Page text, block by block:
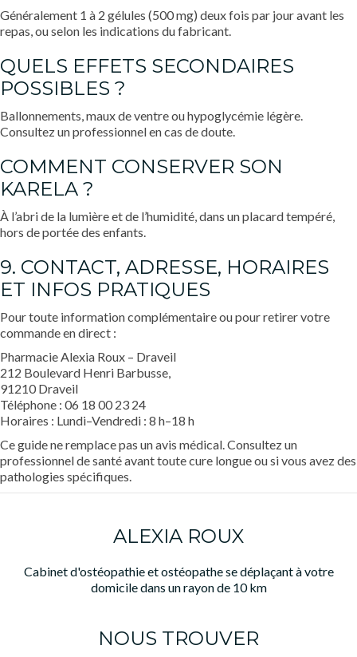
Généralement 1 à 2 gélules (500 mg) deux fois par jour avant les
repas, ou selon les indications du fabricant.
QUELS EFFETS SECONDAIRES
POSSIBLES ?
Ballonnements, maux de ventre ou hypoglycémie légère.
Consultez un professionnel en cas de doute.
COMMENT CONSERVER SON
KARELA ?
À l’abri de la lumière et de l’humidité, dans un placard tempéré,
hors de portée des enfants.
9. CONTACT, ADRESSE, HORAIRES
ET INFOS PRATIQUES
Pour toute information complémentaire ou pour retirer votre
commande en direct :
Pharmacie Alexia Roux – Draveil
212 Boulevard Henri Barbusse,
91210 Draveil
Téléphone : 06 18 00 23 24
Horaires : Lundi–Vendredi : 8 h–18 h
Ce guide ne remplace pas un avis médical. Consultez un
professionnel de santé avant toute cure longue ou si vous avez des
pathologies spécifiques.
ALEXIA ROUX
Cabinet d'ostéopathie et ostéopathe se déplaçant à votre
domicile dans un rayon de 10 km
NOUS TROUVER